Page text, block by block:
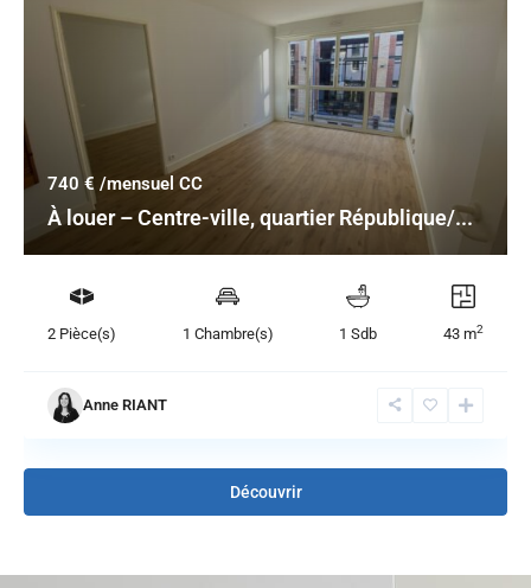
740 € /mensuel CC
À louer – Centre-ville, quartier République/...
2 Pièce(s) 1 Chambre(s) 1 Sdb 43 m2
Anne RIANT
Découvrir